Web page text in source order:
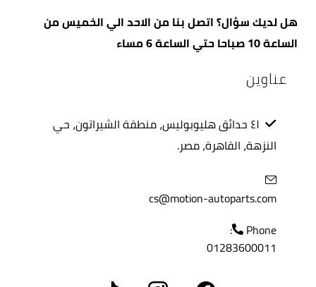
هل لديك سؤال؟ اتصل بنا من الاحد الي الخميس من
الساعة 10 صباحا حتي الساعة 6 مساء
عناوين
٤١ حدائق هليوبوليس، منطقة الشيراتون، حي
النزهة، القاهرة، مصر.
cs@motion-autoparts.com
Phone:
01283600011